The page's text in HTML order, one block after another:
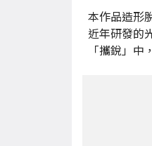
本作品造形
近年研發的
「攜銳」中